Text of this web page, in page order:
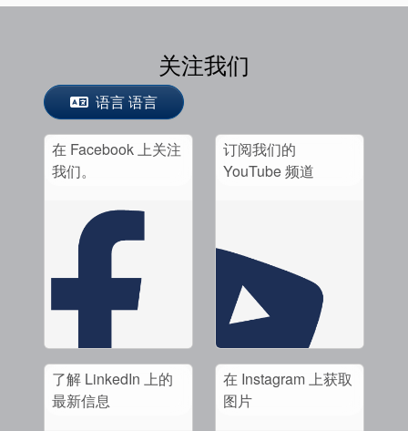
可持续发展
学院
行业指南
产品手册
视频
关注我们
语言 语言
在 Facebook 上关注
我们。
订阅我们的
YouTube 频道
了解 LinkedIn 上的
最新信息
在 Instagram 上获取
图片